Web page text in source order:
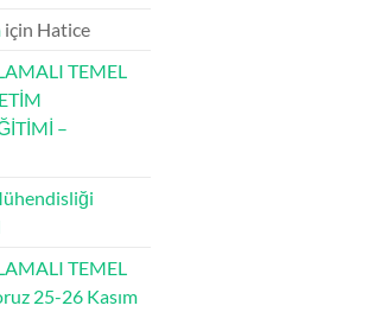
için Hatice
TEMEL
–
TEMEL
25-26 Kasım